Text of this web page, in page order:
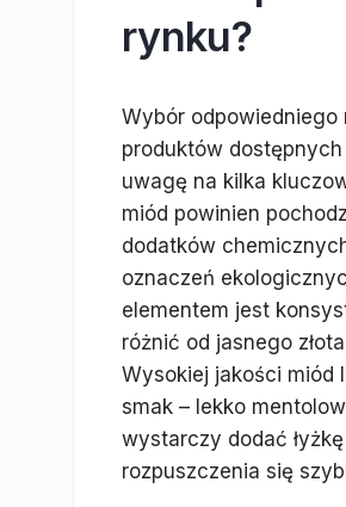
rynku?
Wybór odpowiedniego
produktów
uwagę na kilka
miód powinien
dodatków
oznaczeń
elementem jest
różnić od jasnego
Wysokiej jakości
smak – lekko
wystarczy dodać
rozpuszczenia się